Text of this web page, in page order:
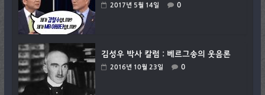
2017년 5월 14일 0
김성우 박사 칼럼 : 베르그송의 웃음론
2016년 10월 23일 0